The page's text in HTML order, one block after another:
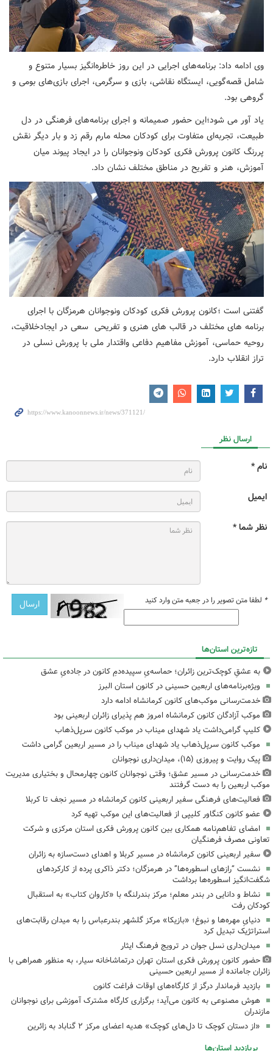
وی ادامه داد: برنامه‌های اجرایی در این روز خاطره‌انگیز بسیار متنوع و
شامل قصه‌گویی، ایستگاه نقاشی، بازی و سرگرمی، اجرای بازی‌های بومی و
گروهی بود.
یاد آور می شود؛این حضور صمیمانه و اجرای برنامه‌های فرهنگی در دل
طبیعت، تجربه‌ای متفاوت برای کودکان محله مارم رقم زد و بار دیگر نقش
پررنگ کانون پرورش فکری کودکان ونوجوانان را در ایجاد پیوند میان
آموزش، هنر و تفریح در مناطق مختلف نشان داد.
گفتنی است ؛کانون پرورش فکری کودکان ونوجوانان هرمزگان با اجرای
برنامه های مختلف در قالب های هنری و تفریحی سعی در ایجادخلاقیت،
روحیه حماسی، آموزش مفاهیم دفاعی واقتدار ملی با پرورش نسلی در
تراز انقلاب دارد.
ارسال نظر
نام *
ایمیل
نظر شما *
* لطفا متن تصویر را در جعبه متن وارد کنید
تازه‌ترین استان‌ها
به عشقِ کوچک‌ترین زائران؛ حماسه‌یِ سپیده‌دمِ کانون در جاده‌یِ عشق
ویژه‌برنامه‌های اربعین حسینی در کانون استان البرز
خدمت‌رسانی موکب‌های کانون کرمانشاه ادامه دارد
موکب آزادگان کانون کرمانشاه امروز هم پذیرای زائران اربعینی بود
کلیپ گرامی‌داشت یاد شهدای میناب در موکب کانون سرپل‌ذهاب
موکب کانون سرپل‌ذهاب یاد شهدای میناب را در مسیر اربعین گرامی داشت
پیک روایت و پیروزی (۱۵)، میدان‌داری نوجوانان
خدمت‌رسانی در مسیر عشق؛ وقتی نوجوانان کانون چهارمحال و بختیاری مدیریت
موکب اربعین را به دست گرفتند
فعالیت‌های فرهنگی سفیر اربعینی کانون کرمانشاه در مسیر نجف تا کربلا
عضو کانون کنگاور کلیپی از فعالیت‌های این موکب تهیه کرد
امضای تفاهم‌نامه همکاری بین کانون پرورش فکری استان مرکزی و شرکت
تعاونی مصرف فرهنگیان
سفیر اربعینی کانون کرمانشاه در مسیر کربلا و اهدای دست‌سازه به زائران
نشست “رازهای اسطوره‌ها” در هرمزگان؛ دکتر ذاکری پرده از کارکردهای
شگفت‌انگیز اسطوره‌ها برداشت
نشاط و دانایی در بندر معلم؛ مرکز بندرلنگه با «کاروان کتاب» به استقبال
کودکان رفت
دنیایِ مهره‌ها و نبوغ؛ «بازیکا» مرکز گلشهر بندرعباس را به میدان رقابت‌های
استراتژیک تبدیل کرد
میدان‌داری نسل جوان در ترویج فرهنگ ایثار
حضور کانون پرورش فکری استان تهران درتماشاخانه سیار، به منظور همراهی با
زائران جامانده از مسیر اربعین حسینی
بازدید فرماندار درگز از کارگاه‌های اوقات فراغت کانون
هوش مصنوعی به کانون می‌آید؛ برگزاری کارگاه مشترک آموزشی برای نوجوانان
مازندران
«از دستان کوچک تا دل‌های کوچک» هدیه اعضای مرکز ۲ گناباد به زائرین
پربازدید استان‌ها